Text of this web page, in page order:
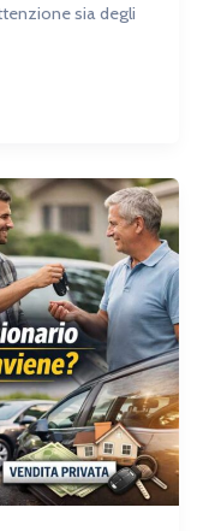
sia degli